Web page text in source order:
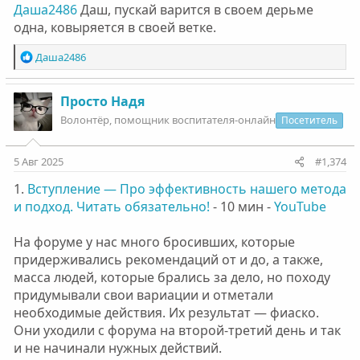
Даша2486Даш, пускай варится в своем дерьме
одна, ковыряется в своей ветке.
Р
е
а
к
ц
и
и
:
Даша2486
Просто Надя
Волонтëр, помощник воспитателя-онлайн Посетитель
5 Авг 2025 #1,374
1. Вступление — Про эффективность нашего метода
и подход. Читать обязательно! - 10 мин -YouTube
На форуме у нас много бросивших, которые
придерживались рекомендаций от и до, а также,
масса людей, которые брались за дело, но походу
придумывали свои вариации и отметали
необходимые действия. Их результат — фиаско.
Они уходили с форума на второй-третий день и так
и не начинали нужных действий.